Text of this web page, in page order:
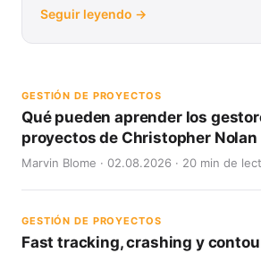
Seguir leyendo →
GESTIÓN DE PROYECTOS
Qué pueden aprender los
proyectos de Christopher Nolan
Marvin Blome · 02.08.2026 · 20 min de
GESTIÓN DE PROYECTOS
Fast tracking, crashing y